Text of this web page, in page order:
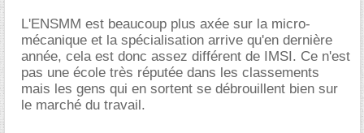
L'ENSMM est beaucoup plus axée sur la micro-
mécanique et la spécialisation arrive qu'en dernière
année, cela est donc assez différent de IMSI. Ce n'est
pas une école très réputée dans les classements
mais les gens qui en sortent se débrouillent bien sur
le marché du travail.